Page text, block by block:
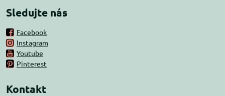
Sledujte nás
Facebook
Instagram
Youtube
Pinterest
Kontakt